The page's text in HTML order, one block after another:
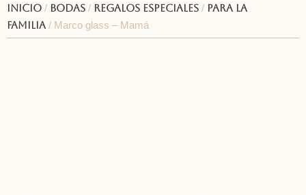
Inicio / Bodas / Regalos especiales / Para la
familia / Marco glass – Mamá